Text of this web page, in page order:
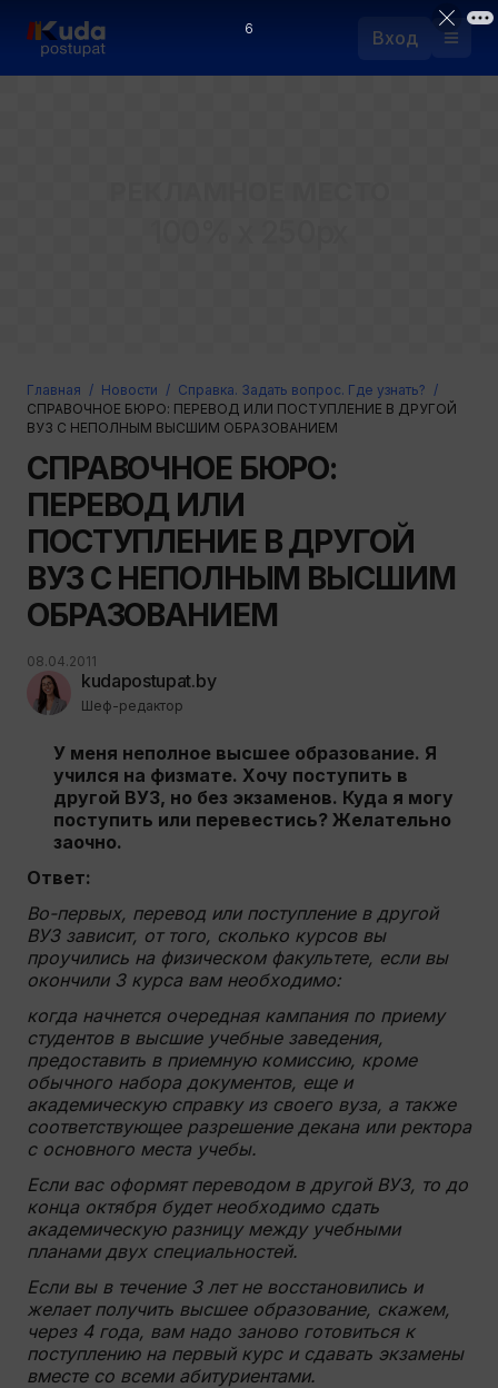
Вход
Войти
Прислать пароль
Главная / Новости / Справка. Задать вопрос. Где узнать? /
СПРАВОЧНОЕ БЮРО: ПЕРЕВОД ИЛИ ПОСТУПЛЕНИЕ В ДРУГОЙ
ВУЗ С НЕПОЛНЫМ ВЫСШИМ ОБРАЗОВАНИЕМ
СПРАВОЧНОЕ БЮРО:
ПЕРЕВОД ИЛИ
ПОСТУПЛЕНИЕ В ДРУГОЙ
ВУЗ С НЕПОЛНЫМ ВЫСШИМ
ОБРАЗОВАНИЕМ
kudapostupat.by
Шеф-редактор
08.04.2011
У меня неполное высшее образование. Я
учился на физмате. Хочу поступить в
другой ВУЗ, но без экзаменов. Куда я могу
поступить или перевестись? Желательно
заочно.
Ответ:
Во-первых, перевод или поступление в другой
ВУЗ зависит, от того, сколько курсов вы
проучились на физическом факультете, если вы
окончили 3 курса вам необходимо:
когда начнется очередная кампания по приему
студентов в высшие учебные заведения,
предоставить в приемную комиссию, кроме
обычного набора документов, еще и
академическую справку из своего вуза, а также
соответствующее разрешение декана или ректора
с основного места учебы.
Если вас оформят переводом в другой ВУЗ, то до
конца октября будет необходимо сдать
академическую разницу между учебными
планами двух специальностей.
Если вы в течение 3 лет не восстановились и
желает получить высшее образование, скажем,
через 4 года, вам надо заново готовиться к
поступлению на первый курс и сдавать экзамены
вместе со всеми абитуриентами.
5